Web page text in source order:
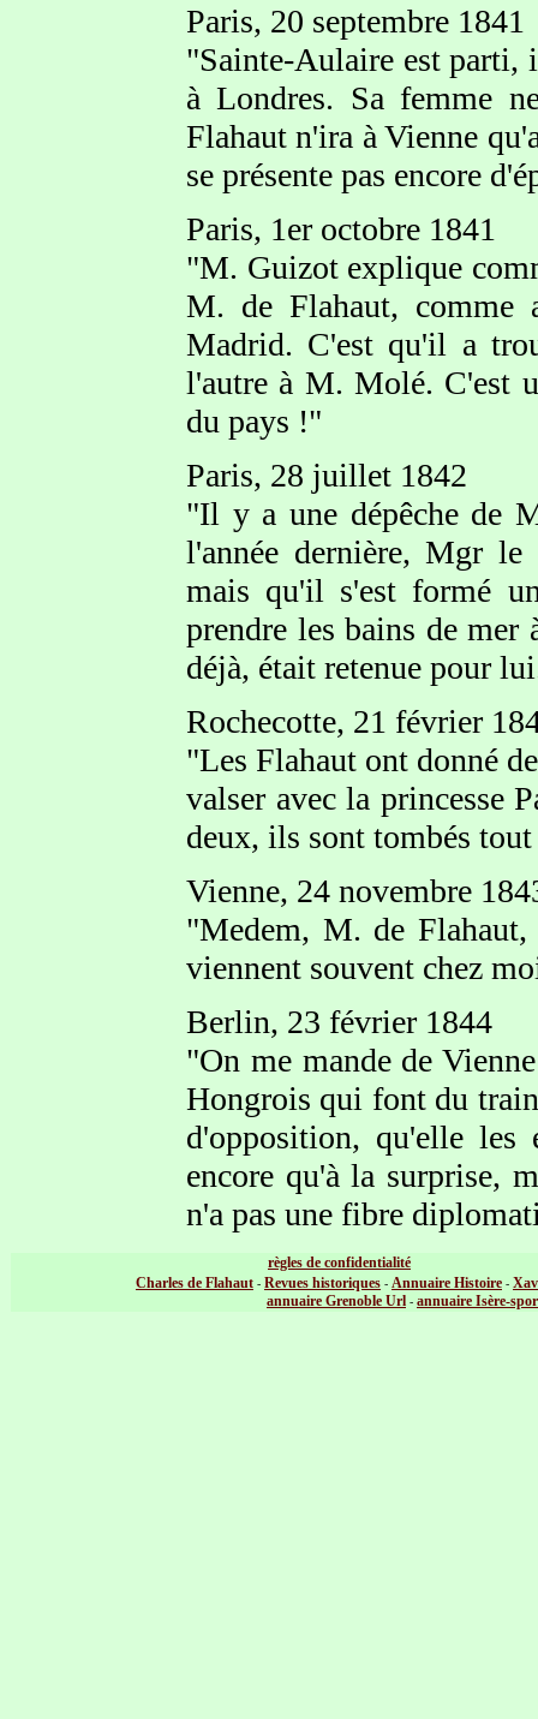
Paris, 20 septembre 1841
"Sainte-Aulaire est parti,
à Londres. Sa femme
Flahaut n'ira à Vienne
se présente pas encore
Paris, 1er octobre 1841
"M. Guizot explique
M. de Flahaut, comme
Madrid. C'est qu'il a
l'autre à M. Molé. C'est
du pays !"
Paris, 28 juillet 1842
"Il y a une dépêche de
l'année dernière, Mgr
mais qu'il s'est formé
prendre les bains de
déjà, était retenue pour
Rochecotte, 21 février
"Les Flahaut ont donné
valser avec la princesse
deux, ils sont tombés
Vienne, 24 novembre
"Medem, M. de
viennent souvent chez
Berlin, 23 février 1844
"On me mande de
Hongrois qui font du
d'opposition, qu'elle les
encore qu'à la surprise,
n'a pas une fibre
règles de confidentialité
Charles de Flahaut - Revues historiques - Annuaire Histoire -
annuaire Grenoble Url - annuaire Isère-